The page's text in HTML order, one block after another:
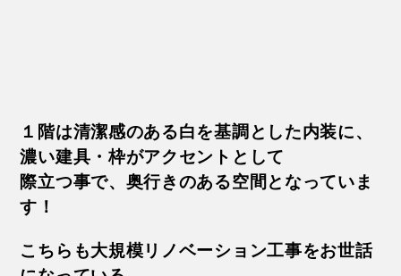
１階は清潔感のある白を基調とした内装に、
濃い建具・枠がアクセントとして
際立つ事で、奥行きのある空間となっていま
す ！
こちらも大規模リノベーション工事をお世話